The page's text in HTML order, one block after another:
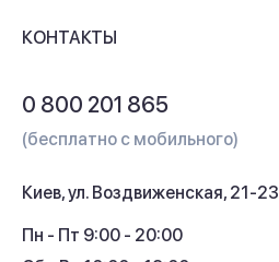
Контакты
Кэшбек
КОНТАКТЫ
0 800 201 865
(бесплатно с мобильного)
Киев, ул. Воздвиженская, 21-23
Пн - Пт 9:00 - 20:00